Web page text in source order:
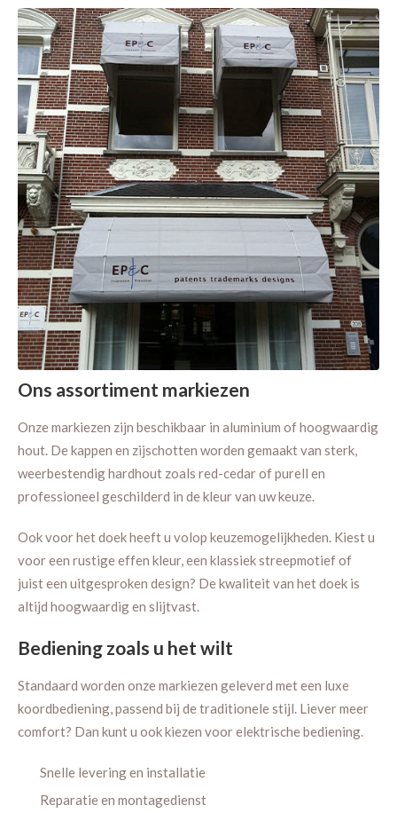
Ons assortiment markiezen
Onze markiezen zijn beschikbaar in aluminium of hoogwaardig
hout. De kappen en zijschotten worden gemaakt van sterk,
weerbestendig hardhout zoals red-cedar of purell en
professioneel geschilderd in de kleur van uw keuze.
Ook voor het doek heeft u volop keuzemogelijkheden. Kiest u
voor een rustige effen kleur, een klassiek streepmotief of
juist een uitgesproken design? De kwaliteit van het doek is
altijd hoogwaardig en slijtvast.
Bediening zoals u het wilt
Standaard worden onze markiezen geleverd met een luxe
koordbediening, passend bij de traditionele stijl. Liever meer
comfort? Dan kunt u ook kiezen voor elektrische bediening.
Snelle levering en installatie
Reparatie en montagedienst